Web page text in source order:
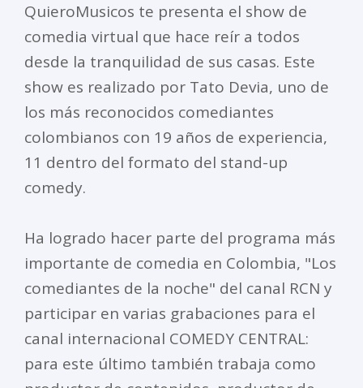
QuieroMusicos te presenta el show de
comedia virtual que hace reír a todos
desde la tranquilidad de sus casas. Este
show es realizado por Tato Devia, uno de
los más reconocidos comediantes
colombianos con 19 años de experiencia,
11 dentro del formato del stand-up
comedy.
Ha logrado hacer parte del programa más
importante de comedia en Colombia, "Los
comediantes de la noche" del canal RCN y
participar en varias grabaciones para el
canal internacional COMEDY CENTRAL:
para este último también trabaja como